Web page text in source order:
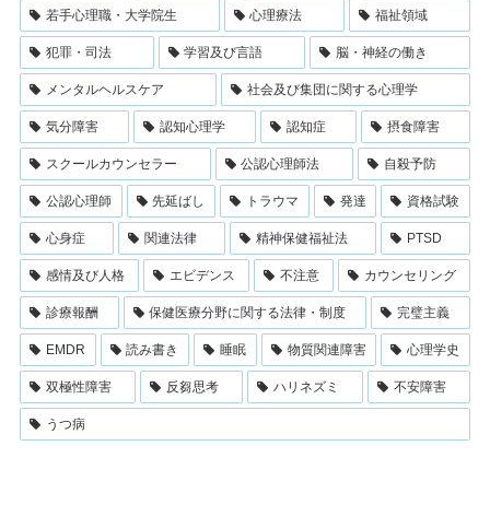
若手心理職・大学院生 心理療法 福祉領域
犯罪・司法 学習及び言語 脳・神経の働き
メンタルヘルスケア 社会及び集団に関する心理学
気分障害 認知心理学 認知症 摂食障害
スクールカウンセラー 公認心理師法 自殺予防
公認心理師 先延ばし トラウマ 発達 資格試験
心身症 関連法律 精神保健福祉法 PTSD
感情及び人格 エビデンス 不注意 カウンセリング
診療報酬 保健医療分野に関する法律・制度 完璧主義
EMDR 読み書き 睡眠 物質関連障害 心理学史
双極性障害 反芻思考 ハリネズミ 不安障害
うつ病